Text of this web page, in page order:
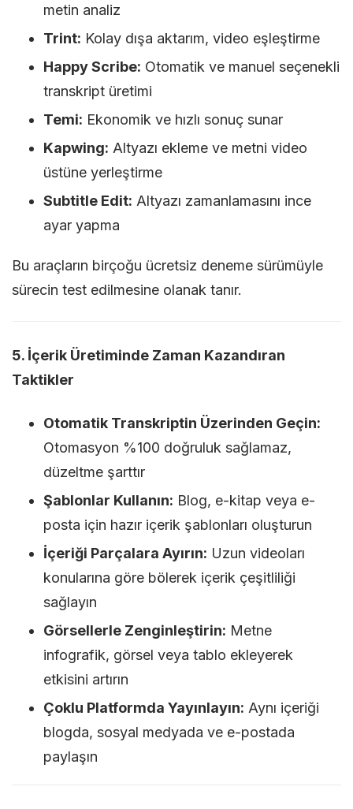
metin analiz
Trint: Kolay dışa aktarım, video eşleştirme
Happy Scribe: Otomatik ve manuel seçenekli
transkript üretimi
Temi: Ekonomik ve hızlı sonuç sunar
Kapwing: Altyazı ekleme ve metni video
üstüne yerleştirme
Subtitle Edit: Altyazı zamanlamasını ince
ayar yapma
Bu araçların birçoğu ücretsiz deneme sürümüyle
sürecin test edilmesine olanak tanır.
5. İçerik Üretiminde Zaman Kazandıran
Taktikler
Otomatik Transkriptin Üzerinden Geçin:
Otomasyon %100 doğruluk sağlamaz,
düzeltme şarttır
Şablonlar Kullanın: Blog, e-kitap veya e-
posta için hazır içerik şablonları oluşturun
İçeriği Parçalara Ayırın: Uzun videoları
konularına göre bölerek içerik çeşitliliği
sağlayın
Görsellerle Zenginleştirin: Metne
infografik, görsel veya tablo ekleyerek
etkisini artırın
Çoklu Platformda Yayınlayın: Aynı içeriği
blogda, sosyal medyada ve e-postada
paylaşın